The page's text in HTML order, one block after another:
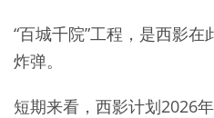
“百城千院”工程，是西影
炸弹。
短期来看，西影计划2026